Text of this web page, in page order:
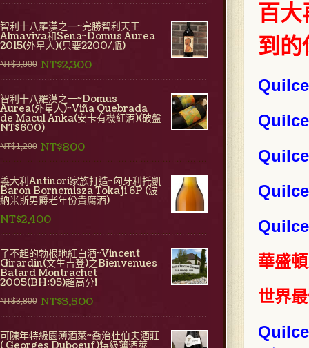
智利十八羅漢之一~完勝智利天王
Almaviva和Sena~Domus Aurea
2015(外星人)(只要2200/瓶)
NT$3,000 NT$2,300
智利十八羅漢之一~Domus
Aurea(外星人)~Viña Quebrada
de Macul Anka(安卡有機紅酒)(破盤
NT$600)
NT$1,200 NT$800
義大利Antinori家族打造~匈牙利托凱
Baron Bornemisza Tokaji 6P (波
納米斯男爵老年份貴腐酒)
NT$2,400
了不起的勃根地紅白酒~Vincent
Girardin(文生吉登)之Bienvenues
Batard Montrachet
2005(BH:95)超高分!
NT$3,800 NT$3,500
可陳年特級園薄酒萊~喬治杜伯夫酒莊
百
到的
華盛
世界